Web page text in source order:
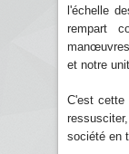
l'échelle
rempart
et notre
C'est cette
société en